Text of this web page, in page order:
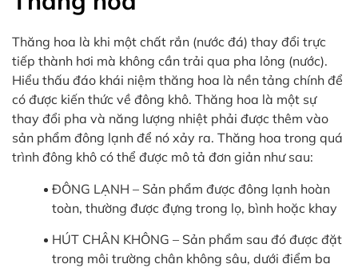
Thăng hoa là khi một chất rắn (nước đá) thay đổi trực
tiếp thành hơi mà không cần trải qua pha lỏng (nước).
Hiểu thấu đáo khái niệm thăng hoa là nền tảng chính để
có được kiến thức về đông khô. Thăng hoa là một sự
thay đổi pha và năng lượng nhiệt phải được thêm vào
sản phẩm đông lạnh để nó xảy ra. Thăng hoa trong quá
trình đông khô có thể được mô tả đơn giản như sau:
ĐÔNG LẠNH – Sản phẩm được đông lạnh hoàn
toàn, thường được đựng trong lọ, bình hoặc khay
HÚT CHÂN KHÔNG – Sản phẩm sau đó được đặt
trong môi trường chân không sâu, dưới điểm ba